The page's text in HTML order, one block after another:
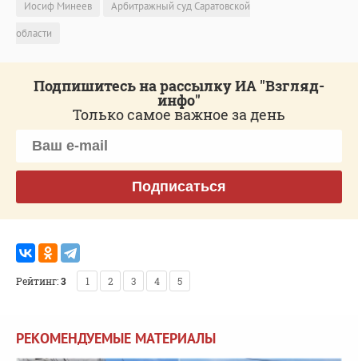
Иосиф Минеев
Арбитражный суд Саратовской
области
Подпишитесь на рассылку ИА "Взгляд-
инфо"
Только самое важное за день
Подписаться
Рейтинг:3 1 2 3 4 5
РЕКОМЕНДУЕМЫЕ МАТЕРИАЛЫ